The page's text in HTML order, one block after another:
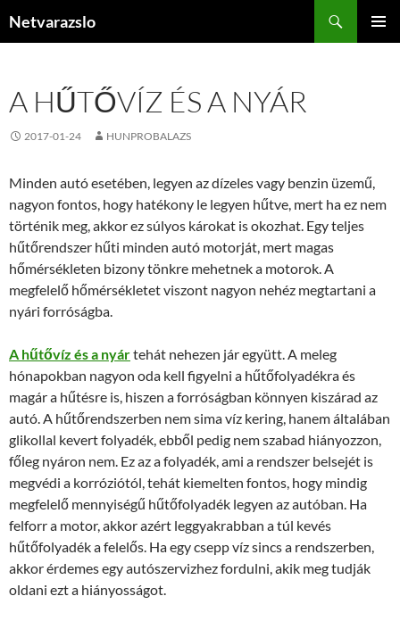
Netvarazslo
A HŰTŐVÍZ ÉS A NYÁR
2017-01-24 HUNPROBALAZS
Minden autó esetében, legyen az dízeles vagy benzin üzemű,
nagyon fontos, hogy hatékony le legyen hűtve, mert ha ez nem
történik meg, akkor ez súlyos károkat is okozhat. Egy teljes
hűtőrendszer hűti minden autó motorját, mert magas
hőmérsékleten bizony tönkre mehetnek a motorok. A
megfelelő hőmérsékletet viszont nagyon nehéz megtartani a
nyári forróságba.
A hűtővíz és a nyártehát nehezen jár együtt. A meleg
hónapokban nagyon oda kell figyelni a hűtőfolyadékra és
magár a hűtésre is, hiszen a forróságban könnyen kiszárad az
autó. A hűtőrendszerben nem sima víz kering, hanem általában
glikollal kevert folyadék, ebből pedig nem szabad hiányozzon,
főleg nyáron nem. Ez az a folyadék, ami a rendszer belsejét is
megvédi a korróziótól, tehát kiemelten fontos, hogy mindig
megfelelő mennyiségű hűtőfolyadék legyen az autóban. Ha
felforr a motor, akkor azért leggyakrabban a túl kevés
hűtőfolyadék a felelős. Ha egy csepp víz sincs a rendszerben,
akkor érdemes egy autószervizhez fordulni, akik meg tudják
oldani ezt a hiányosságot.